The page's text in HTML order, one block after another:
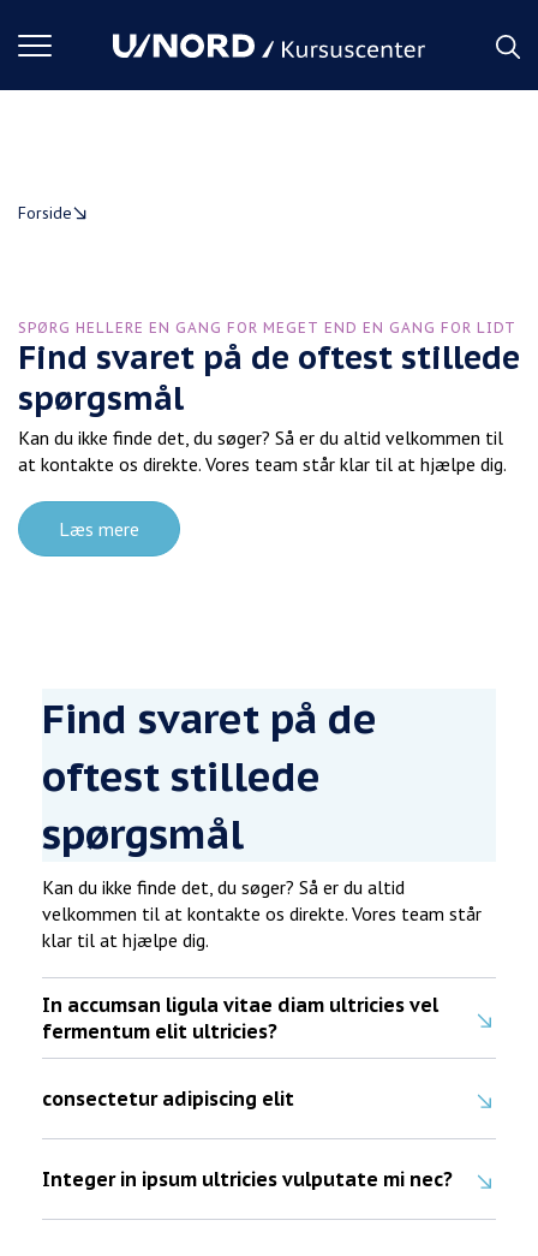
Toggle
Forside
SPØRG HELLERE EN GANG FOR MEGET END EN GANG FOR LIDT
Find svaret på de oftest stillede
spørgsmål
Kan du ikke finde det, du søger? Så er du altid velkommen til
at kontakte os direkte. Vores team står klar til at hjælpe dig.
Læs mere
Find svaret på de
oftest stillede
spørgsmål
Kan du ikke finde det, du søger? Så er du altid
velkommen til at kontakte os direkte. Vores team står
klar til at hjælpe dig.
In accumsan ligula vitae diam ultricies vel
fermentum elit ultricies?
consectetur adipiscing elit
Integer in ipsum ultricies vulputate mi nec?